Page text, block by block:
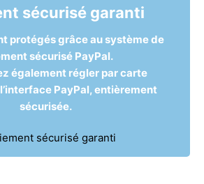
sécurisé garanti
protégés grâce au système de
sécurisé PayPal.
également régler par carte
PayPal, entièrement
sécurisée.